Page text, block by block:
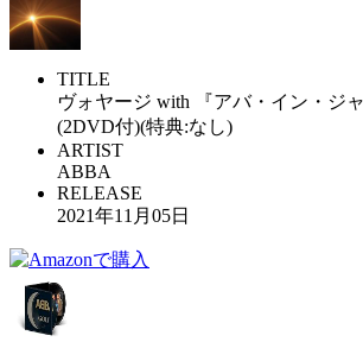
TITLE
ヴォヤージ with 『アバ・イン・ジ
(2DVD付)(特典:なし)
ARTIST
ABBA
RELEASE
2021年11月05日